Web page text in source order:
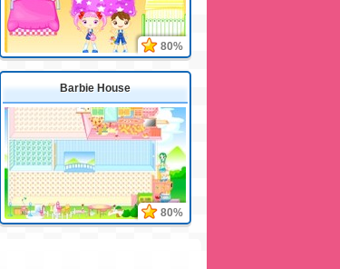
80%
Barbie House
80%